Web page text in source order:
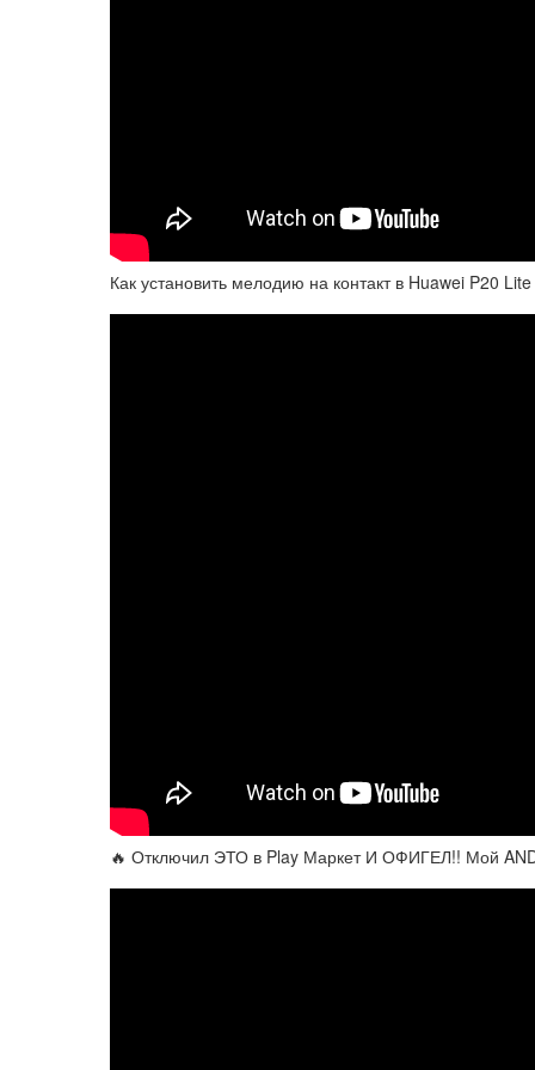
Как установить мелодию на контакт в Huawei P20
🔥 Отключил ЭТО в Play Маркет И ОФИГЕЛ!! Мой